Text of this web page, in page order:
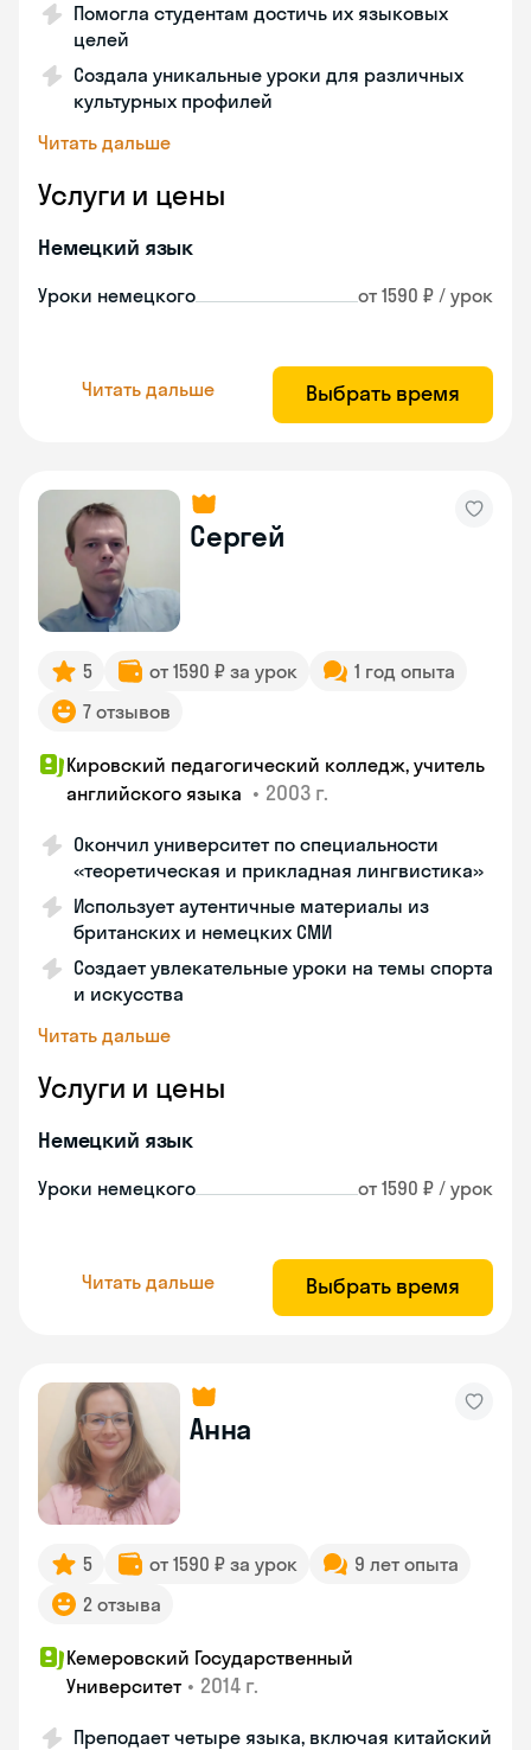
Помогла студентам достичь их языковых
целей
Создала уникальные уроки для различных
культурных профилей
Читать дальше
Услуги и цены
Немецкий язык
Уроки немецкого от 1590 ₽ / урок
Читать дальше Выбрать время
Сергей
5 от 1590 ₽ за урок
1 год опыта
7 отзывов
Кировский педагогический колледж, учитель
английского языка • 2003 г.
Окончил университет по специальности
«теоретическая и прикладная лингвистика»
Использует аутентичные материалы из
британских и немецких СМИ
Создает увлекательные уроки на темы спорта
и искусства
Читать дальше
Услуги и цены
Немецкий язык
Уроки немецкого от 1590 ₽ / урок
Читать дальше Выбрать время
Анна
5 от 1590 ₽ за урок
9 лет опыта
2 отзыва
Кемеровский Государственный
Университет • 2014 г.
Преподает четыре языка, включая китайский